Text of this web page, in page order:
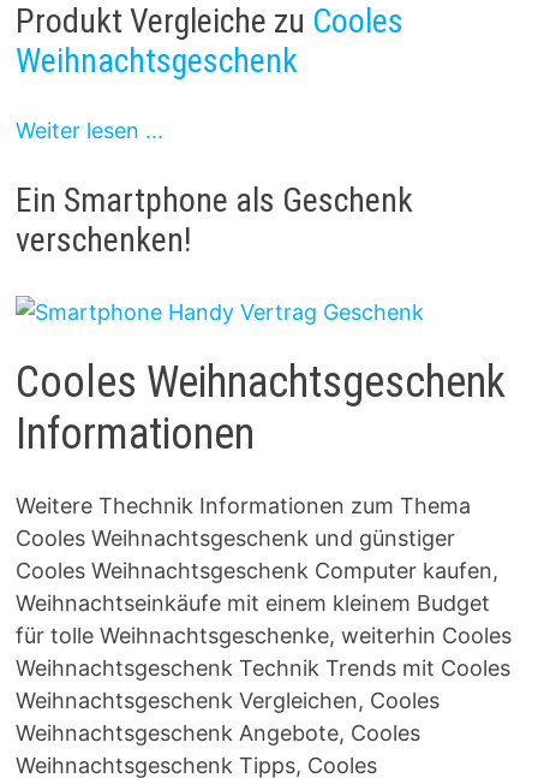
Produkt Vergleiche zu Cooles
Weihnachtsgeschenk
Weiter lesen ...
Ein Smartphone als Geschenk
verschenken!
Cooles Weihnachtsgeschenk
Informationen
Weitere Thechnik Informationen zum Thema
Cooles Weihnachtsgeschenk und günstiger
Cooles Weihnachtsgeschenk Computer kaufen,
Weihnachtseinkäufe mit einem kleinem Budget
für tolle Weihnachtsgeschenke, weiterhin Cooles
Weihnachtsgeschenk Technik Trends mit Cooles
Weihnachtsgeschenk Vergleichen, Cooles
Weihnachtsgeschenk Angebote, Cooles
Weihnachtsgeschenk Tipps, Cooles